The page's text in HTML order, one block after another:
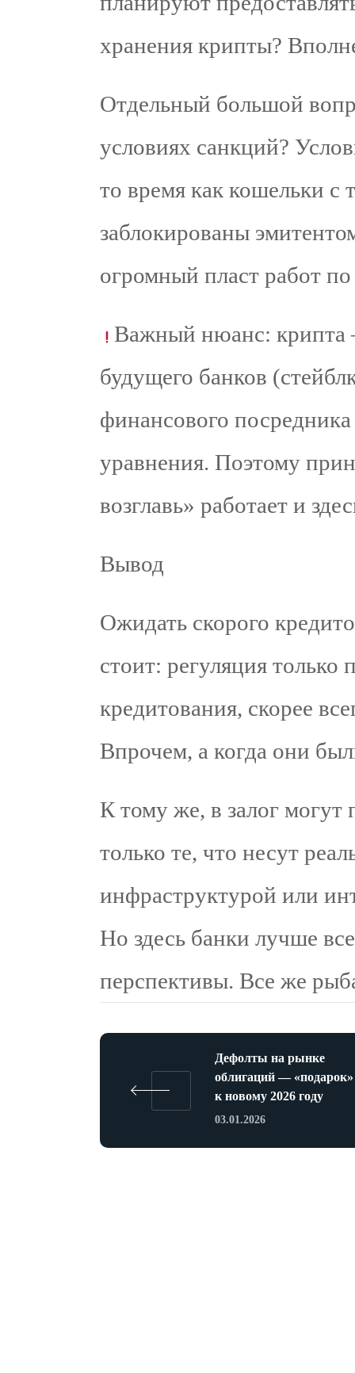
хранения крипты?
Отдельный большой
условиях санкций?
то время как кошельки
заблокированы
огромный пласт работ
Важный нюанс: крипта
будущего банков
финансового
уравнения. Поэтому
возглавь» работает и
Вывод
Ожидать скорого
стоит: регуляция только
кредитования, скорее
Впрочем, а когда они
К тому же, в залог могут
только те, что несут
инфраструктурой или
Но здесь банки лучше
перспективы. Все же
Дефолты на рынке
облигаций — «подарок»
к новому 2026 году
03.01.2026